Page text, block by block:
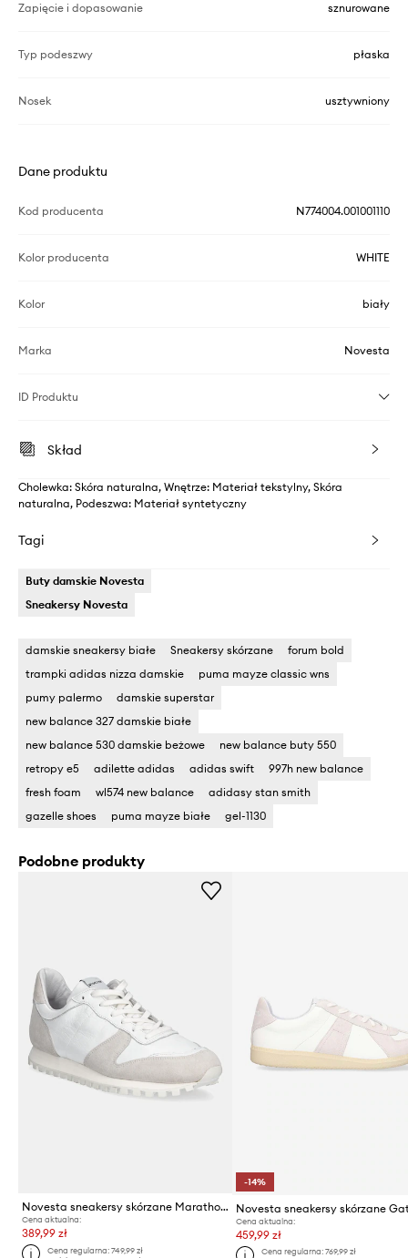
Zapięcie i dopasowanie sznurowane
Typ podeszwy płaska
Nosek usztywniony
Dane produktu
Kod producenta N774004.001001110
Kolor producenta WHITE
Kolor biały
Marka Novesta
ID Produktu
Skład
Cholewka: Skóra naturalna, Wnętrze: Materiał tekstylny, Skóra
naturalna, Podeszwa: Materiał syntetyczny
Tagi
Buty damskie Novesta
Sneakersy Novesta
damskie sneakersy białe Sneakersy skórzane
forum bold
trampki adidas nizza damskie
puma mayze classic wns
pumy palermo
damskie superstar
new balance 327 damskie białe
new balance 530 damskie beżowe
new balance buty 550
retropy e5
adilette adidas adidas swift
997h new balance
fresh foam
wl574 new balance
adidasy stan smith
gazelle shoes
puma mayze białe gel-1130
Podobne produkty
Novesta sneakersy skórzane Marathon Leather
Cena aktualna:
389,99 zł
Cena regularna:749,99 zł
-14%
Novesta sneakersy skórzane
Cena aktualna:
459,99 zł
Cena regularna: 769,99 zł